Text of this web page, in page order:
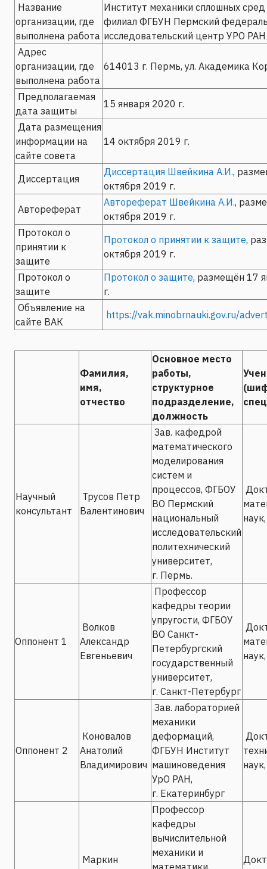
Название
организации, где
выполнена работа
Институт механики сплошных
филиал ФГБУН Пермский
исследовательский центр УРО РАН
Адрес
организации, где
выполнена работа
614013 г. Пермь, ул. Академика
Предполагаемая
дата защиты
15 января 2020 г.
Дата размещения
информации на
сайте совета
14 октября 2019 г.
Диссертация
Диссертация Швейкина А.И.,
октября 2019 г.
Автореферат
Автореферат Швейкина А.И.,
октября 2019 г.
Протокол о
принятии к
защите
Протокол о принятии к защите,
октября 2019 г.
Протокол о
защите
Протокол о защите, размещён 17
г.
Объявление на
сайте ВАК
https://vak.minobrnauki.gov.ru/
Фамилия,
имя,
отчество
Основное место
работы,
структурное
подразделение,
должность
Научный
консультант
Трусов Петр
Валентинович
Зав. кафедрой
математического
моделирования
систем и
процессов, ФГБОУ
ВО Пермский
национальный
исследовательский
политехнический
университет,
г. Пермь.
Оппонент 1
Волков
Александр
Евгеньевич
Профессор
кафедры теории
упругости, ФГБОУ
ВО Санкт-
Петербургский
государственный
университет,
г. Санкт-Петербург
Оппонент 2
Коновалов
Анатолий
Владимирович
Зав. лабораторией
механики
деформаций,
ФГБУН Институт
машиноведения
УрО РАН,
г. Екатеринбург
Маркин
Профессор
кафедры
вычислительной
механики и
математики,